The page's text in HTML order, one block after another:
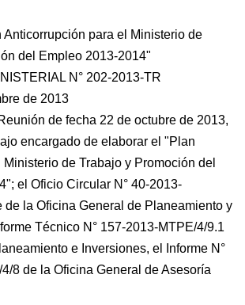
para el Ministerio de
del Empleo 2013-2014"
N° 202-2013-TR
de 2013
de fecha 22 de octubre de 2013,
encargado de elaborar el "Plan
de Trabajo y Promoción del
el Oficio Circular N° 40-2013-
de la Oficina General de Planeamiento y
Técnico N° 157-2013-MTPE/4/9.1
e Inversiones, el Informe N°
8 de la Oficina General de Asesoría